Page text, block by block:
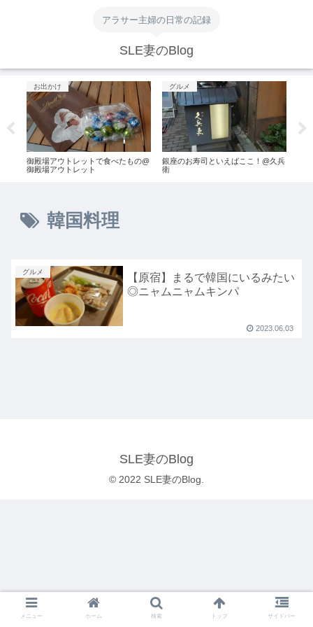
アラサー主婦の日常の記録
SLE妻のBlog
お出かけ
御殿場アウトレットで食べたもの@
御殿場アウトレット
グルメ
銀座のお寿司といえばここ！@久兵
衛
韓国料理
グルメ
【原宿】まるで韓国にいるみたい
◎ニャムニャムキンパ
2023.06.03
SLE妻のBlog
© 2022 SLE妻のBlog.
メニュー ホーム 検索 トップ サイドバー